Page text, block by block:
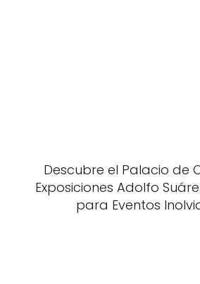
Descubre el Palacio de
Exposiciones Adolfo
para Eventos